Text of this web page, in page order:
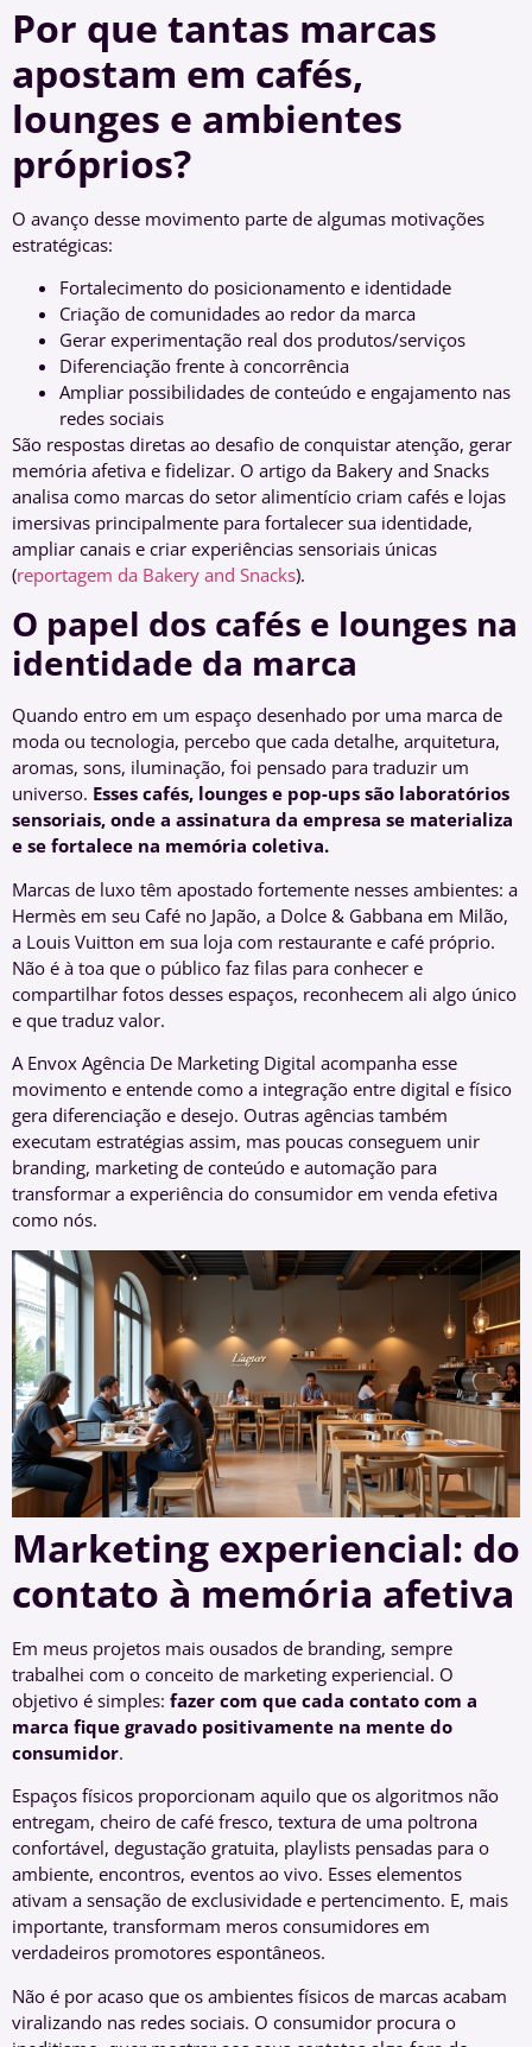
Por que tantas marcas
apostam em cafés,
lounges e ambientes
próprios?
O avanço desse movimento parte de algumas motivações
estratégicas:
Fortalecimento do posicionamento e identidade
Criação de comunidades ao redor da marca
Gerar experimentação real dos produtos/serviços
Diferenciação frente à concorrência
Ampliar possibilidades de conteúdo e engajamento nas
redes sociais
São respostas diretas ao desafio de conquistar atenção, gerar
memória afetiva e fidelizar. O artigo da Bakery and Snacks
analisa como marcas do setor alimentício criam cafés e lojas
imersivas principalmente para fortalecer sua identidade,
ampliar canais e criar experiências sensoriais únicas
(reportagem da Bakery and Snacks).
O papel dos cafés e lounges na
identidade da marca
Quando entro em um espaço desenhado por uma marca de
moda ou tecnologia, percebo que cada detalhe, arquitetura,
aromas, sons, iluminação, foi pensado para traduzir um
universo. Esses cafés, lounges e pop-ups são laboratórios
sensoriais, onde a assinatura da empresa se materializa
e se fortalece na memória coletiva.
Marcas de luxo têm apostado fortemente nesses ambientes: a
Hermès em seu Café no Japão, a Dolce & Gabbana em Milão,
a Louis Vuitton em sua loja com restaurante e café próprio.
Não é à toa que o público faz filas para conhecer e
compartilhar fotos desses espaços, reconhecem ali algo único
e que traduz valor.
A Envox Agência De Marketing Digital acompanha esse
movimento e entende como a integração entre digital e físico
gera diferenciação e desejo. Outras agências também
executam estratégias assim, mas poucas conseguem unir
branding, marketing de conteúdo e automação para
transformar a experiência do consumidor em venda efetiva
como nós.
Marketing experiencial: do
contato à memória afetiva
Em meus projetos mais ousados de branding, sempre
trabalhei com o conceito de marketing experiencial. O
objetivo é simples: fazer com que cada contato com a
marca fique gravado positivamente na mente do
consumidor.
Espaços físicos proporcionam aquilo que os algoritmos não
entregam, cheiro de café fresco, textura de uma poltrona
confortável, degustação gratuita, playlists pensadas para o
ambiente, encontros, eventos ao vivo. Esses elementos
ativam a sensação de exclusividade e pertencimento. E, mais
importante, transformam meros consumidores em
verdadeiros promotores espontâneos.
Não é por acaso que os ambientes físicos de marcas acabam
viralizando nas redes sociais. O consumidor procura o